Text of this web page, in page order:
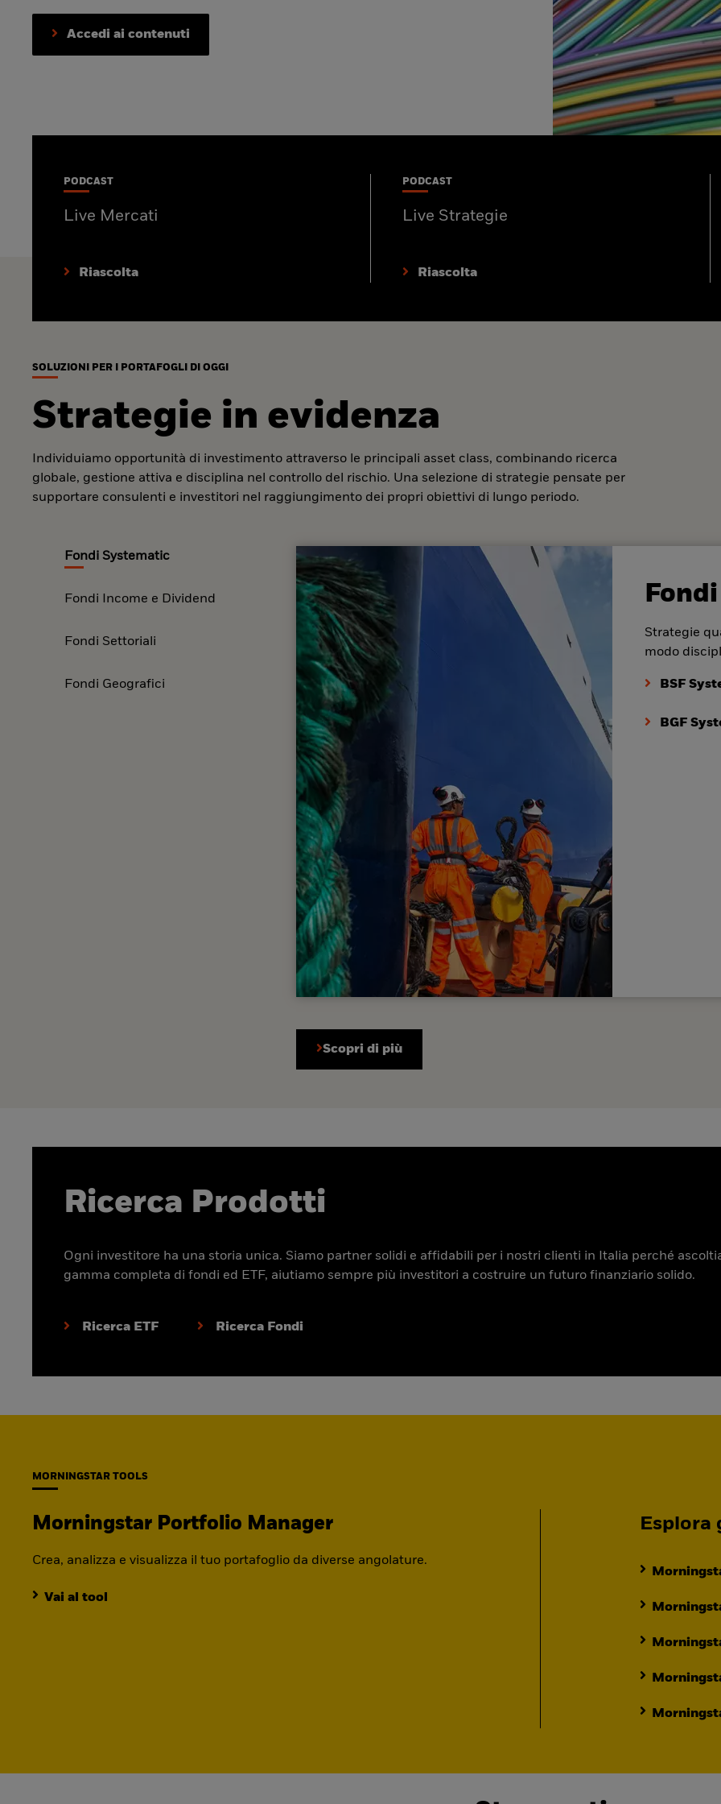
Accedi ai contenuti
PODCAST
Live Mercati
Riascolta
PODCAST
Live Strategie
Riascolta
SOLUZIONI PER I PORTAFOGLI DI OGGI
Strategie in evidenza
Individuiamo opportunità di investimento attraverso le principali asset class, combinando ricerca
globale, gestione attiva e disciplina nel controllo del rischio. Una selezione di strategie pensate per
supportare consulenti e investitori nel raggiungimento dei propri obiettivi di lungo periodo.
Fondi Systematic
Fondi Income e Dividend
Fondi Settoriali
Fondi Geografici
Strategie
modo
BSF
BGF
Scopri di più
Ricerca Prodotti
Ogni investitore ha una storia unica. Siamo partner solidi e affidabili per i nostri clienti in Italia perché
gamma completa di fondi ed ETF, aiutiamo sempre più investitori a costruire un futuro finanziario solido.
Ricerca ETF Ricerca Fondi
MORNINGSTAR TOOLS
Morningstar Portfolio Manager
Crea, analizza e visualizza il tuo portafoglio da diverse angolature.
Vai al tool
Esplora